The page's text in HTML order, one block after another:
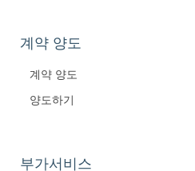
계약 양도
계약 양도
양도하기
부가서비스